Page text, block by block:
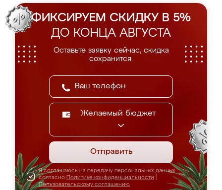
ФИКСИРУЕМ СКИДКУ В 5%
ДО КОНЦА АВГУСТА
Оставьте заявку сейчас, скидка
сохранится.
Желаемый бюджет
Отправить
Я соглашаюсь на передачу персональных данных
согласно Политике конфиденциальности
Пользовательскому соглашению